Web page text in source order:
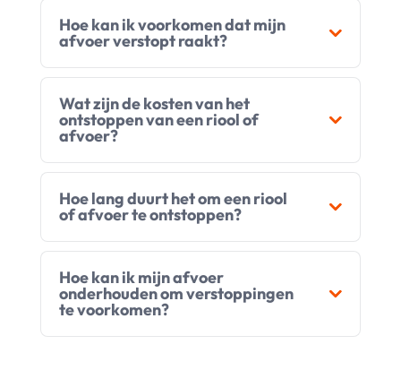
Hoe kan ik voorkomen dat mijn
afvoer verstopt raakt?
Wat zijn de kosten van het
ontstoppen van een riool of
afvoer?
Hoe lang duurt het om een riool
of afvoer te ontstoppen?
Hoe kan ik mijn afvoer
onderhouden om verstoppingen
te voorkomen?